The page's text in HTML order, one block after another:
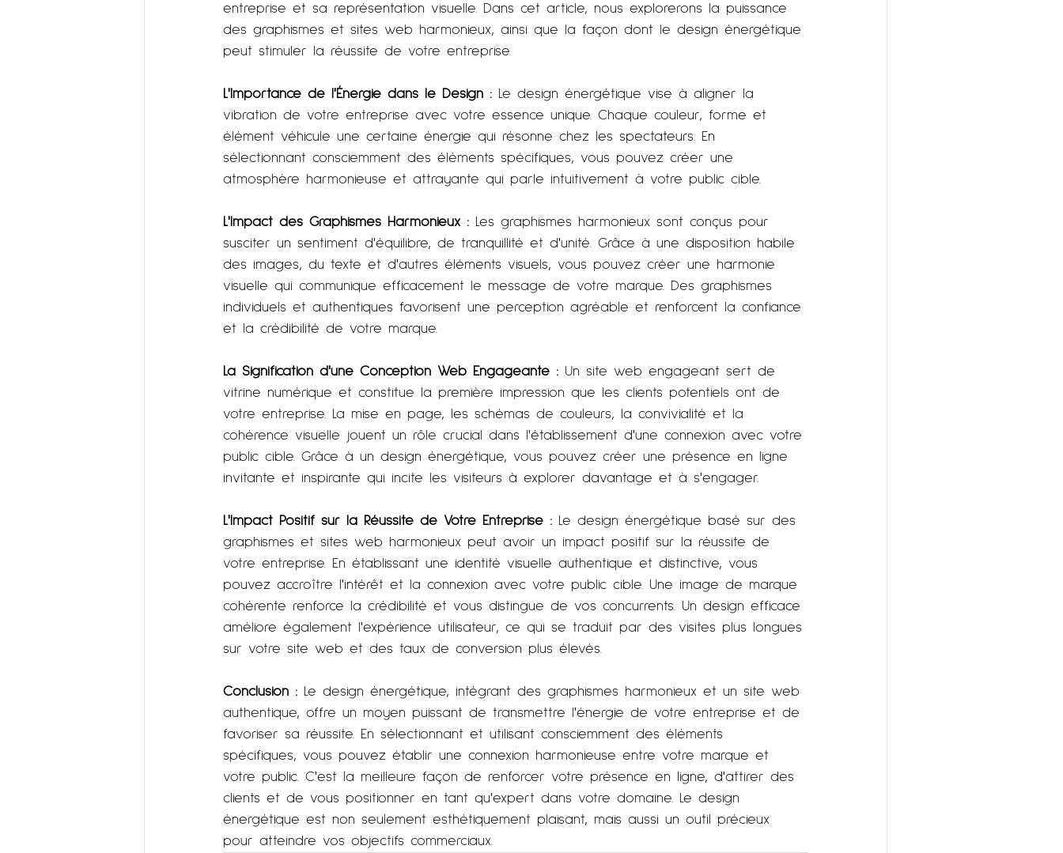
entreprise et sa représentation visuelle. Dans cet article, nous explorerons la puissance
des graphismes et sites web harmonieux, ainsi que la façon dont le design énergétique
peut stimuler la réussite de votre entreprise.
L'Importance de l'Énergie dans le Design : Le design énergétique vise à aligner la
vibration de votre entreprise avec votre essence unique. Chaque couleur, forme et
élément véhicule une certaine énergie qui résonne chez les spectateurs. En
sélectionnant consciemment des éléments spécifiques, vous pouvez créer une
atmosphère harmonieuse et attrayante qui parle intuitivement à votre public cible.
L'Impact des Graphismes Harmonieux : Les graphismes harmonieux sont conçus pour
susciter un sentiment d'équilibre, de tranquillité et d'unité. Grâce à une disposition habile
des images, du texte et d'autres éléments visuels, vous pouvez créer une harmonie
visuelle qui communique efficacement le message de votre marque. Des graphismes
individuels et authentiques favorisent une perception agréable et renforcent la confiance
et la crédibilité de votre marque.
La Signification d'une Conception Web Engageante : Un site web engageant sert de
vitrine numérique et constitue la première impression que les clients potentiels ont de
votre entreprise. La mise en page, les schémas de couleurs, la convivialité et la
cohérence visuelle jouent un rôle crucial dans l'établissement d'une connexion avec votre
public cible. Grâce à un design énergétique, vous pouvez créer une présence en ligne
invitante et inspirante qui incite les visiteurs à explorer davantage et à s'engager.
L'Impact Positif sur la Réussite de Votre Entreprise : Le design énergétique basé sur des
graphismes et sites web harmonieux peut avoir un impact positif sur la réussite de
votre entreprise. En établissant une identité visuelle authentique et distinctive, vous
pouvez accroître l'intérêt et la connexion avec votre public cible. Une image de marque
cohérente renforce la crédibilité et vous distingue de vos concurrents. Un design efficace
améliore également l'expérience utilisateur, ce qui se traduit par des visites plus longues
sur votre site web et des taux de conversion plus élevés.
Conclusion : Le design énergétique, intégrant des graphismes harmonieux et un site web
authentique, offre un moyen puissant de transmettre l'énergie de votre entreprise et de
favoriser sa réussite. En sélectionnant et utilisant consciemment des éléments
spécifiques, vous pouvez établir une connexion harmonieuse entre votre marque et
votre public. C'est la meilleure façon de renforcer votre présence en ligne, d'attirer des
clients et de vous positionner en tant qu'expert dans votre domaine. Le design
énergétique est non seulement esthétiquement plaisant, mais aussi un outil précieux
pour atteindre vos objectifs commerciaux.